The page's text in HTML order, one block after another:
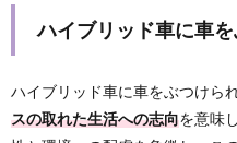
ハイブリッド車に車
ハイブリッド車に車をぶつけら
スの取れた生活への志向を意味